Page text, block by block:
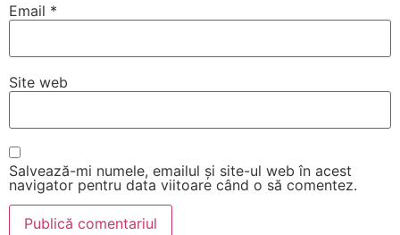
Email *
Site web
Salvează-mi numele, emailul și site-ul web în acest
navigator pentru data viitoare când o să comentez.